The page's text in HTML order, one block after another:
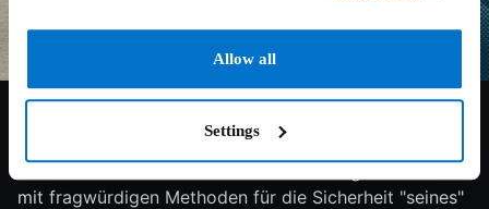
Allow all
Settings
6.2/10 2011 136 min Drama
Fast 40 Jahre lang war J. Edgar Hoover BI-Chef. Er
überlebte acht Präsidenten und drei Kriege und war
mit fragwürdigen Methoden für die Sicherheit "seines"